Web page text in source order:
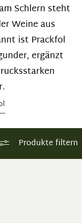
Schlern steht
Weine aus
ist Prackfol
ergänzt
Produkte filtern